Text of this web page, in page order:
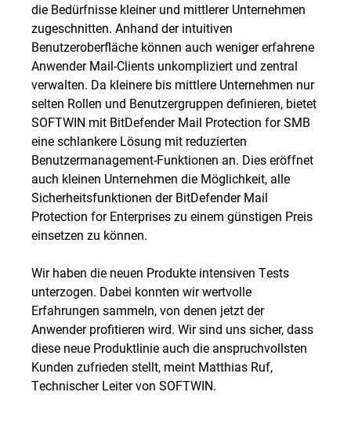
die Bedürfnisse kleiner und mittlerer Unternehmen
zugeschnitten. Anhand der intuitiven
Benutzeroberfläche können auch weniger erfahrene
Anwender Mail-Clients unkompliziert und zentral
verwalten. Da kleinere bis mittlere Unternehmen nur
selten Rollen und Benutzergruppen definieren, bietet
SOFTWIN mit BitDefender Mail Protection for SMB
eine schlankere Lösung mit reduzierten
Benutzermanagement-Funktionen an. Dies eröffnet
auch kleinen Unternehmen die Möglichkeit, alle
Sicherheitsfunktionen der BitDefender Mail
Protection for Enterprises zu einem günstigen Preis
einsetzen zu können.
Wir haben die neuen Produkte intensiven Tests
unterzogen. Dabei konnten wir wertvolle
Erfahrungen sammeln, von denen jetzt der
Anwender profitieren wird. Wir sind uns sicher, dass
diese neue Produktlinie auch die anspruchvollsten
Kunden zufrieden stellt, meint Matthias Ruf,
Technischer Leiter von SOFTWIN.